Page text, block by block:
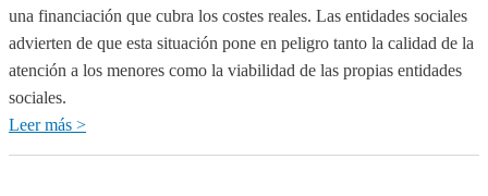
quedan
sin
prórroga
una financiación que cubra los costes reales. Las entidades sociales
advierten de que esta situación pone en peligro tanto la calidad de la
atención a los menores como la viabilidad de las propias entidades
sociales.
Leer más >
Las